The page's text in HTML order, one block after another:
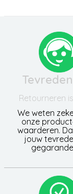
Retourneren
We weten
onze
waarderen.
jouw